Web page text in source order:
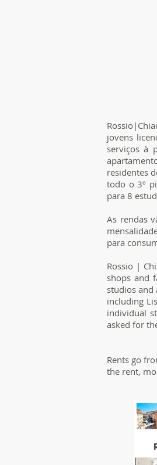
jovens
serviços à
residentes
todo o 3º
para 8
As rendas
para
Rossio |
shops and
studios
including
individual
asked for
Rents go
the rent,